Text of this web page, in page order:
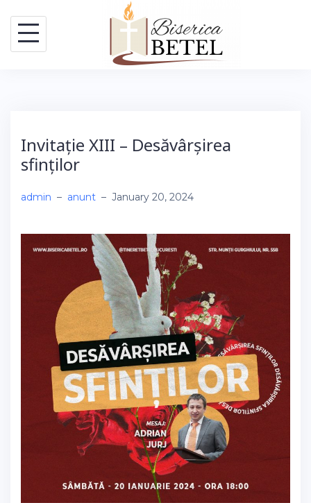
content
Invitație XIII – Desăvârșirea
sfinților
admin – anunt – January 20, 2024